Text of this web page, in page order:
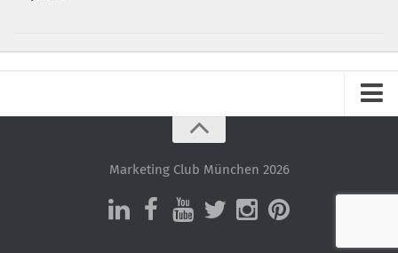
Datenschutz – ganz einfach!
Datenschutzerklärung
Marketing Club München 2026